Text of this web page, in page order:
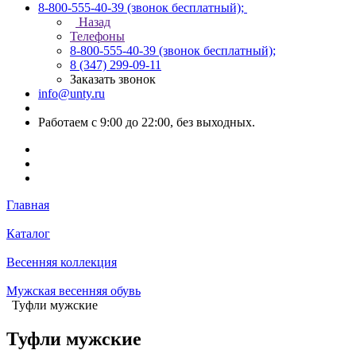
8-800-555-40-39 (звонок бесплатный);
Назад
Телефоны
8-800-555-40-39 (звонок бесплатный);
8 (347) 299-09-11
Заказать звонок
info@unty.ru
Работаем с 9:00 до 22:00, без выходных.
Главная
Каталог
Весенняя коллекция
Мужская весенняя обувь
Туфли мужские
Туфли мужские